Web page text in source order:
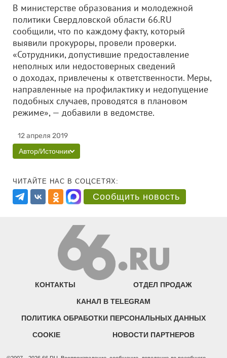
В министерстве образования и молодежной
политики Свердловской области 66.RU
сообщили, что по каждому факту, который
выявили прокуроры, провели проверки.
«Сотрудники, допустившие предоставление
неполных или недостоверных сведений
о доходах, привлечены к ответственности. Меры,
направленные на профилактику и недопущение
подобных случаев, проводятся в плановом
режиме», — добавили в ведомстве.
12 апреля 2019
Автор/Источник
ЧИТАЙТЕ НАС В СОЦСЕТЯХ:
Сообщить новость
КОНТАКТЫ ОТДЕЛ ПРОДАЖ
КАНАЛ В TELEGRAM
ПОЛИТИКА ОБРАБОТКИ ПЕРСОНАЛЬНЫХ ДАННЫХ
COOKIE НОВОСТИ ПАРТНЕРОВ